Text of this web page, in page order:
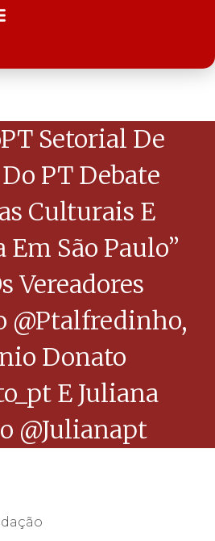
Setorial De
PT Debate
Culturais E
São Paulo”
Vereadores
@ptalfredinho,
Donato
E Juliana
@julianapt